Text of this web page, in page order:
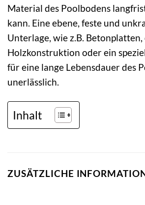
Material des Poolbodens
kann. Eine ebene, feste und
Unterlage, wie z.B. Betonplatten,
Holzkonstruktion oder ein
für eine lange Lebensdauer des
unerlässlich.
Inhalt
ZUSÄTZLICHE